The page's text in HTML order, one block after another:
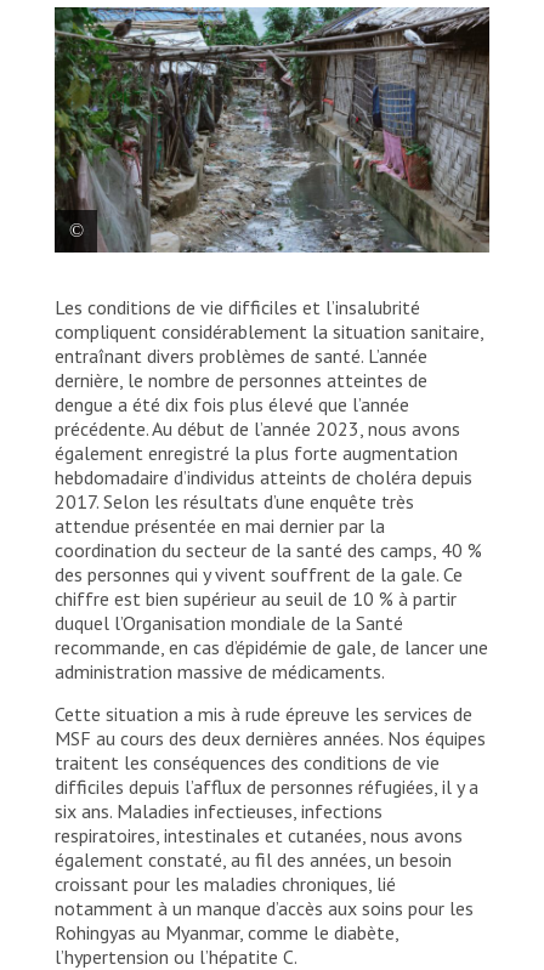
conditions en matière d’assainissement aggravent
les risques sanitaires dans les camps surpeuplés,
favorisant des épidémies comme la gale.
Bangladesh, 2023. © Victor Caringal/MSF
Les conditions de vie difficiles et l’insalubrité
compliquent considérablement la situation sanitaire,
entraînant divers problèmes de santé. L’année
dernière, le nombre de personnes atteintes de
dengue a été dix fois plus élevé que l’année
précédente. Au début de l’année 2023, nous avons
également enregistré la plus forte augmentation
hebdomadaire d’individus atteints de choléra depuis
2017. Selon les résultats d’une enquête très
attendue présentée en mai dernier par la
coordination du secteur de la santé des camps, 40 %
des personnes qui y vivent souffrent de la gale. Ce
chiffre est bien supérieur au seuil de 10 % à partir
duquel l’Organisation mondiale de la Santé
recommande, en cas d’épidémie de gale, de lancer une
administration massive de médicaments.
Cette situation a mis à rude épreuve les services de
MSF au cours des deux dernières années. Nos équipes
traitent les conséquences des conditions de vie
difficiles depuis l’afflux de personnes réfugiées, il y a
six ans. Maladies infectieuses, infections
respiratoires, intestinales et cutanées, nous avons
également constaté, au fil des années, un besoin
croissant pour les maladies chroniques, lié
notamment à un manque d’accès aux soins pour les
Rohingyas au Myanmar, comme le diabète,
l’hypertension ou l’hépatite C.